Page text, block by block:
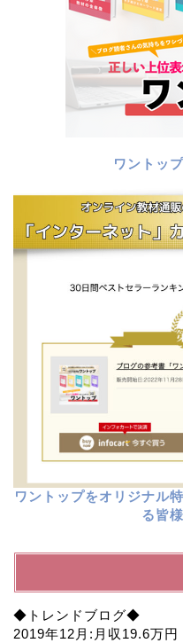
ワントッ
ワントップをオリジナル
る皆
◆トレンドブログ◆
2019年12月:月収19.6万円